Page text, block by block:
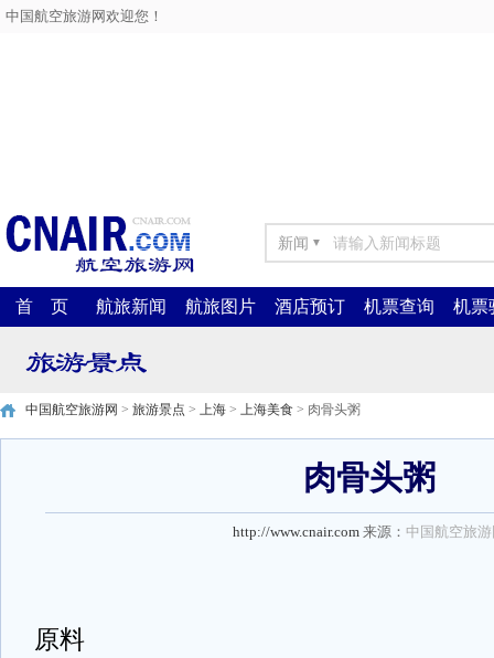
中国航空旅游网欢迎您！
新闻 ▼
首 页 航旅新闻 航旅图片 酒店预订 机票查询 机票
中国航空旅游网 > 旅游景点 > 上海 > 上海美食 > 肉骨头粥
肉骨头粥
http://www.cnair.com 来源： 中国航空旅
原料